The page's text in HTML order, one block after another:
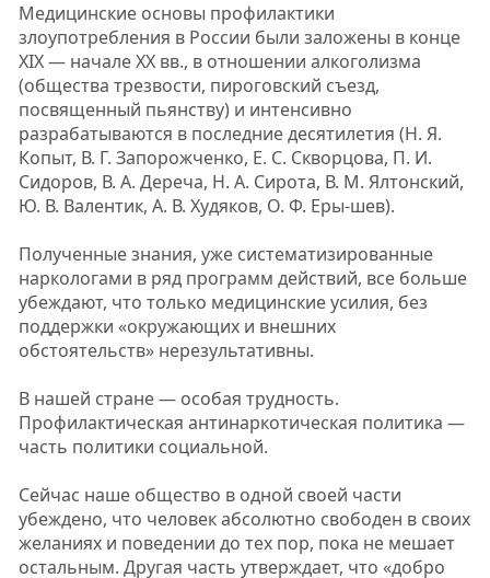
Медицинские основы профилактики
злоупотребления в России были заложены в конце
XIX — начале XX вв., в отношении алкоголизма
(общества трезвости, пироговский съезд,
посвященный пьянству) и интенсивно
разрабатываются в последние десятилетия (Н. Я.
Копыт, В. Г. Запорожченко, Е. С. Скворцова, П. И.
Сидоров, В. А. Дереча, Н. А. Сирота, В. М. Ялтонский,
Ю. В. Валентик, А. В. Худяков, О. Ф. Еры-шев).
Полученные знания, уже систематизированные
наркологами в ряд программ действий, все больше
убеждают, что только медицинские усилия, без
поддержки «окружающих и внешних
обстоятельств» нерезультативны.
В нашей стране — особая трудность.
Профилактическая антинаркотическая политика —
часть политики социальной.
Сейчас наше общество в одной своей части
убеждено, что человек абсолютно свободен в своих
желаниях и поведении до тех пор, пока не мешает
остальным. Другая часть утверждает, что «добро